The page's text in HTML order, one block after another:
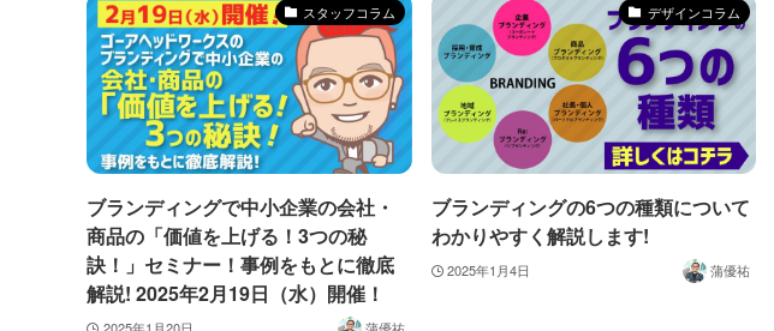
スタッフコラム
ブランディングで中小企業の会社・
商品の「価値を上げる！3つの秘
訣！」セミナー！事例をもとに徹底
解説! 2025年2月19日（水）開催！
デザインコラム
ブランディングの6つの種類について
わかりやすく解説します!
2025年1月4日 蒲優祐